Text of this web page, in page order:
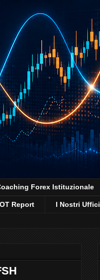
Forex Istituzionale
Report I Nostri Uffici